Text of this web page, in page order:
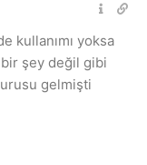
kullanımı yoksa
şey değil gibi
gelmişti